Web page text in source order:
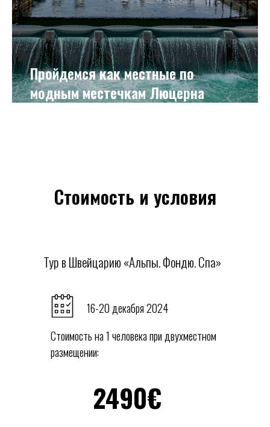
Пройдемся как местные по
модным местечкам Люцерна
Стоимость и условия
Тур в Швейцарию «Альпы. Фондю. Спа»
Стоимость на 1 человека при двухместном
размещении:
16-20 декабря 2024
2490€